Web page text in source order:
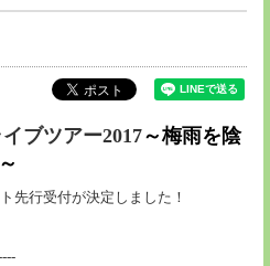
ブツアー2017～梅雨を陰
先行受付が決定しました！